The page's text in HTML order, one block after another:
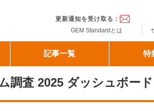
更新通知を受け取る：
GEM Standardとは
記事一覧 特
調査 2025 ダッシュボード